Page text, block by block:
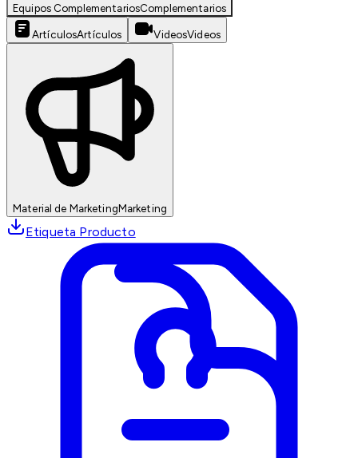
Equipos ComplementariosComplementarios
ArtículosArtículos VideosVideos
Material de MarketingMarketing
Etiqueta Producto